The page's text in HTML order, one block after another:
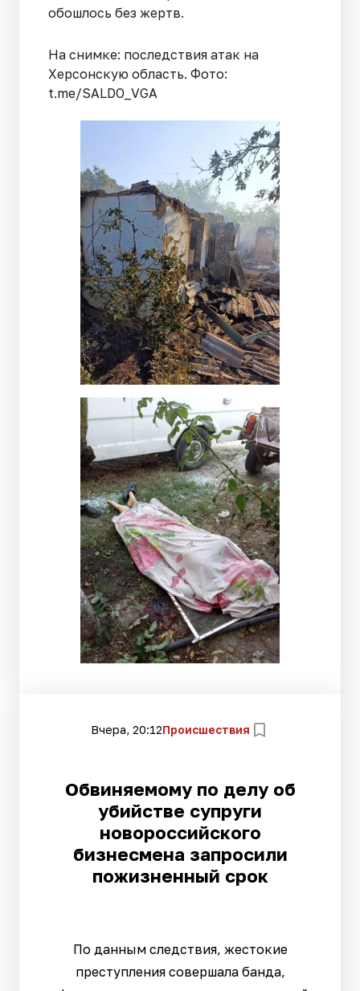
обошлось без жертв.
На снимке: последствия атак на
Херсонскую область. Фото:
t.me/SALDO_VGA
Вчера, 20:12Происшествия
Обвиняемому по делу об
убийстве супруги
новороссийского
бизнесмена запросили
пожизненный срок
По данным следствия, жестокие
преступления совершала банда,